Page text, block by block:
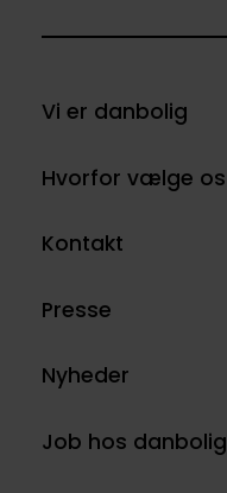
Vi er danbolig
Hvorfor vælge os
Kontakt
Presse
Nyheder
Job hos danbolig